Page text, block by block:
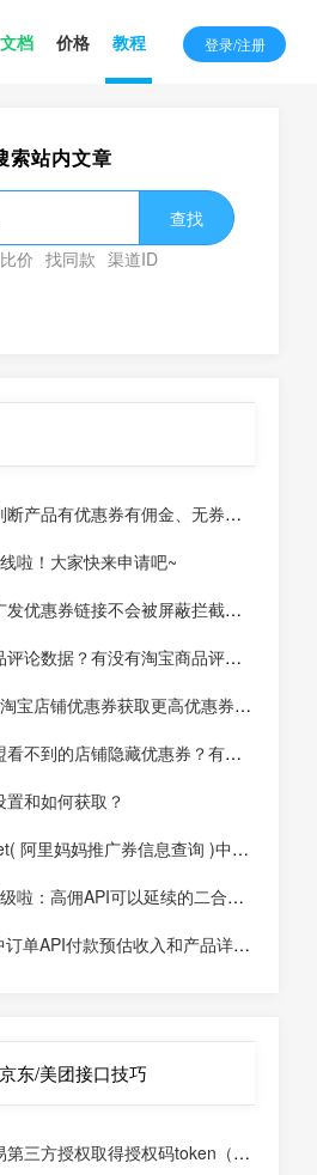
文档 价格 教程 登录/注册
索站内文章
查找
比价 找同款 渠道ID
产品有优惠券有佣金、无券无
啦！大家快来申请吧~
优惠券链接不会被屏蔽拦截？
跳到淘宝APP领券？
论数据？有没有淘宝商品评论
宝店铺优惠券获取更高优惠券
不到的店铺隐藏优惠券？有没
和如何获取？
阿里妈妈推广券信息查询 )中co
么类型的优惠券？
啦：高佣API可以延续的二合一
券信息
单API付款预估收入和产品详情
东/美团接口技巧
三方授权取得授权码token（un